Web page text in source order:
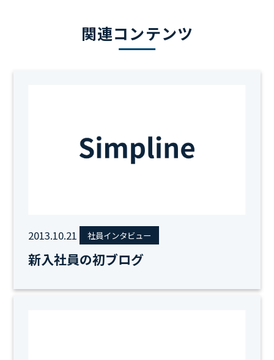
関連コンテンツ
2013.10.21 社員インタビュー
新入社員の初ブログ